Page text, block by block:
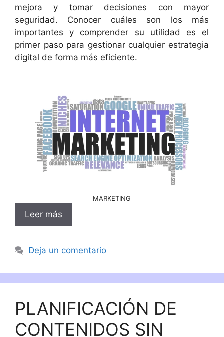
mejora y tomar decisiones con mayor
seguridad. Conocer cuáles son los más
importantes y comprender su utilidad es el
primer paso para gestionar cualquier estrategia
digital de forma más eficiente.
MARKETING
Leer más
Deja un comentario
PLANIFICACIÓN DE
CONTENIDOS SIN